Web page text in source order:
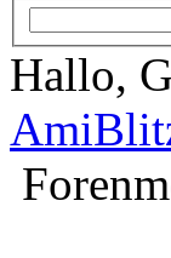
Hallo,